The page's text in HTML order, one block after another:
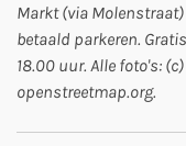
Markt (via
betaald parkeren.
18.00 uur. Alle foto's:
openstreetmap.org.